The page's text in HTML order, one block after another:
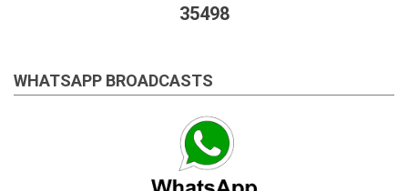
35498
WHATSAPP BROADCASTS